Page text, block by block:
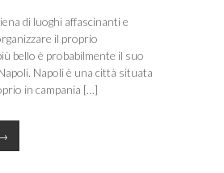
di luoghi affascinanti e
il proprio
bello è probabilmente il suo
Napoli è una città situata
in campania […]